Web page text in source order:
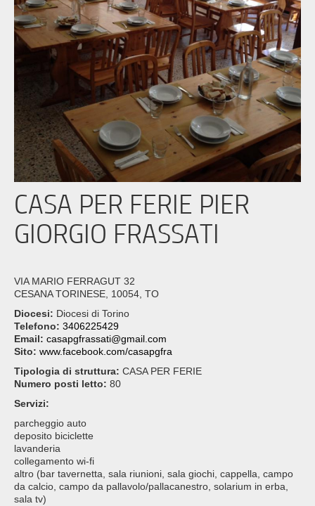
CASA PER FERIE PIER
GIORGIO FRASSATI
VIA MARIO FERRAGUT 32
CESANA TORINESE, 10054, TO
Diocesi: Diocesi di Torino
Telefono: 3406225429
Email: casapgfrassati@gmail.com
Sito: www.facebook.com/casapgfra
Tipologia di struttura: CASA PER FERIE
Numero posti letto: 80
Servizi:
parcheggio auto
deposito biciclette
lavanderia
collegamento wi-fi
altro (bar tavernetta, sala riunioni, sala giochi, cappella, campo
da calcio, campo da pallavolo/pallacanestro, solarium in erba,
sala tv)